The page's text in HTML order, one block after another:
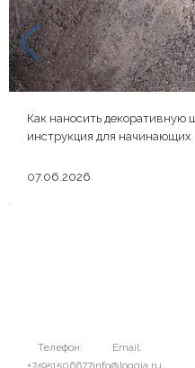
Как наносить декоративную
инструкция для начинающих
07.06.2026
Телефон:
+74951506677
Email:
info@loggia.ru